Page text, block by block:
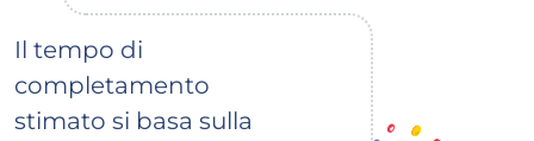
Il tempo di
completamento
stimato si basa sulla